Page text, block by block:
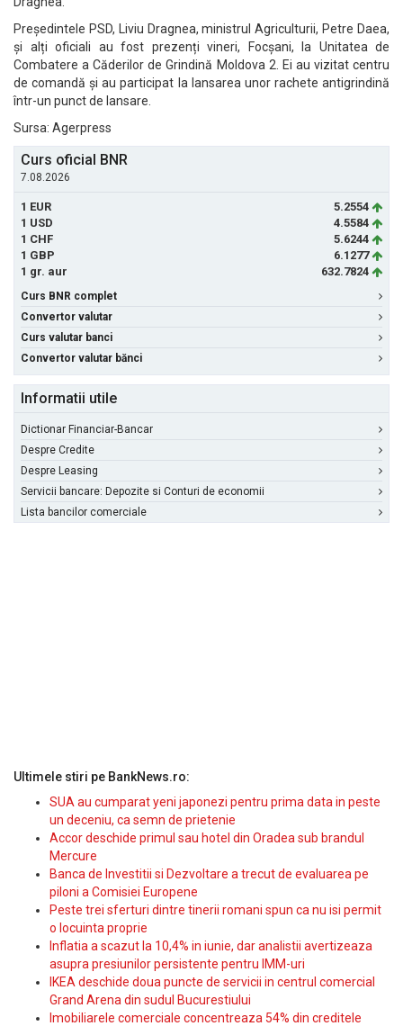
Președintele PSD, Liviu Dragnea, ministrul Agriculturii, Petre Daea,
și alți oficiali au fost prezenți vineri, Focșani, la Unitatea de
Combatere a Căderilor de Grindină Moldova 2. Ei au vizitat centru
de comandă și au participat la lansarea unor rachete antigrindină
într-un punct de lansare.
Sursa: Agerpress
Curs oficial BNR
7.08.2026
1 EUR
5.2554
1 USD
4.5584
1 CHF
5.6244
1 GBP
6.1277
1 gr. aur
632.7824
Curs BNR complet
Convertor valutar
Curs valutar banci
Convertor valutar bănci
Informatii utile
Dictionar Financiar-Bancar
Despre Credite
Despre Leasing
Servicii bancare: Depozite si Conturi de economii
Lista bancilor comerciale
Ultimele stiri pe BankNews.ro:
SUA au cumparat yeni japonezi pentru prima data in peste
un deceniu, ca semn de prietenie
Accor deschide primul sau hotel din Oradea sub brandul
Mercure
Banca de Investitii si Dezvoltare a trecut de evaluarea pe
piloni a Comisiei Europene
Peste trei sferturi dintre tinerii romani spun ca nu isi permit
o locuinta proprie
Inflatia a scazut la 10,4% in iunie, dar analistii avertizeaza
asupra presiunilor persistente pentru IMM-uri
IKEA deschide doua puncte de servicii in centrul comercial
Grand Arena din sudul Bucurestiului
Imobiliarele comerciale concentreaza 54% din creditele